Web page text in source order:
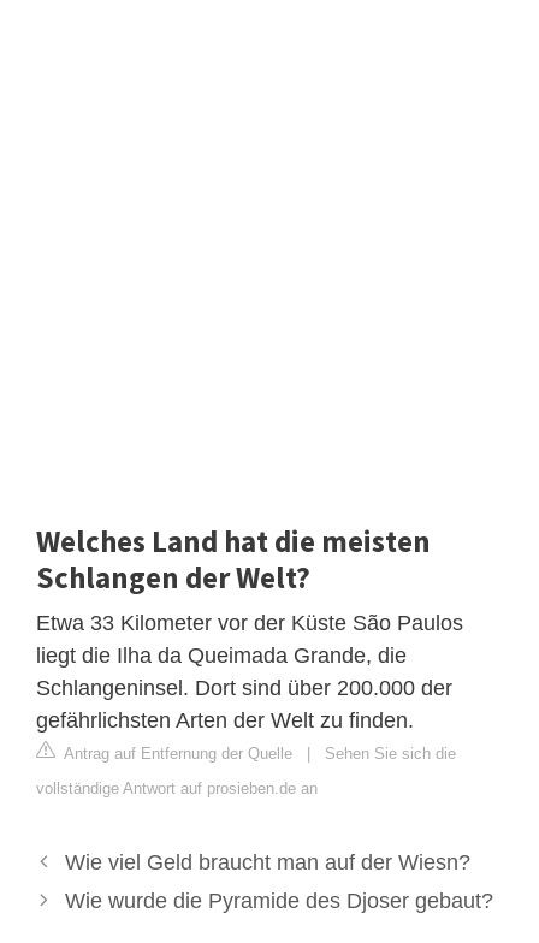
Welches Land hat die meisten
Schlangen der Welt?
Etwa 33 Kilometer vor der Küste São Paulos
liegt die Ilha da Queimada Grande, die
Schlangeninsel. Dort sind über 200.000 der
gefährlichsten Arten der Welt zu finden.
Antrag auf Entfernung der Quelle | Sehen Sie sich die
vollständige Antwort auf prosieben.de an
Wie viel Geld braucht man auf der Wiesn?
Wie wurde die Pyramide des Djoser gebaut?